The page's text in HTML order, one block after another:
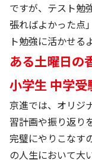
ですが、テスト勉
張ればよかった点
ト勉強に活かせる
ある土曜日の
小学生 中学
京進では、オリジ
習計画や振り返り
完璧にやりこなす
の人生において大